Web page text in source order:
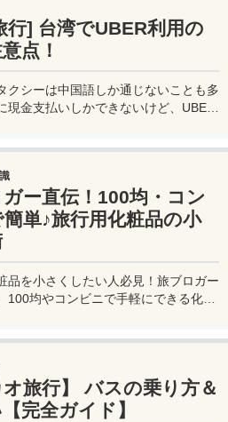
魅力とメリット、デメリットを交え
していきたい。
行] 台湾でUBER利用の
点！
クシーは中国語しか通じないことも多
現金支払いしかできないけど、UBER
ともあるので注意が必要だ。
ー直伝！100均・コン
簡単♪旅行用化粧品の小
品を小さくしたい人必見！旅ブロガー
100均やコンビニで手軽にできる化粧
オ旅行】 バスの乗り方＆
完全ガイド】